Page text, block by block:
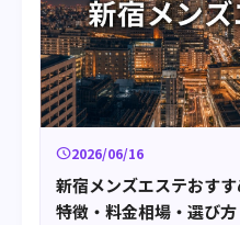
schedule2026/06/16
新宿メンズエステおす
特徴・料金相場・選び